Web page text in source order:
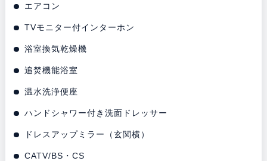
エアコン
TVモニター付インターホン
浴室換気乾燥機
追焚機能浴室
温水洗浄便座
ハンドシャワー付き洗面ドレッサー
ドレスアップミラー（玄関横）
CATV/BS・CS